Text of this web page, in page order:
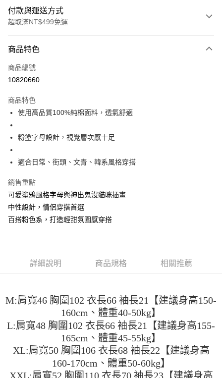
付款與運送方式
超取滿NT$499免運
信用卡一次付款
超商取貨付款
Apple Pay
街口支付
Google Pay
全盈+PAY
【大哥付你分期使用說明】
成交易。
法說明評估內容。
【繳款方式說明】
1.分期款項不併入電信帳單，「大哥付你分期」於每月結算日後寄送繳費提
醒簡訊。
2.透過簡訊連結打開帳單後，可選擇「超商條碼／台灣大直營門市／銀行轉
帳／街口支付／iPASS MONEY」等通路繳費。
1.本服務係由「台灣大哥大股份有限公司」（以下簡稱本公司）所提供，讓
用戶於交易時，得透過本服務購買商品或服務，並由商店將買賣／分期付款
AFTEE先享後付是「在收到商品之後才付款」的支付方式。 讓您購物簡單
３．安心：先確認商品／服務後，再付款。
【「AFTEE先享後付」結帳流程】
１．於結帳方式選擇「AFTEE先享後付」後，將跳轉至「AFTEE先享後付」
結帳頁面，進行簡訊認證並確認金額後，即可完成結帳。
２．訂單成立數日內，您將收到繳費通知簡訊。
３．收到繳費通知簡訊後14天內，點擊此簡訊中的連結，可透過四大超商／
ATM／網路銀行／等多元方式進行付款，方視為交易完成。
※ 請注意：結帳手續完成當下不需立刻繳費，但若您需要取消訂單，請聯絡
ATM付款
全家取貨付款
每筆NT$45
商品特色
商品編號
10820660
商品特色
使用高品質100%純棉面料，透氣舒適
粉塗字母設計，視覺層次感十足
適合日常、街頭、文青、韓系風格穿搭
銷售重點
可愛塗鴉風格字母與神出鬼沒貓咪插畫
中性設計，情侶穿搭首選
百搭粉色系，打造輕甜氛圍感穿搭
詳細說明 商品規格 相關推薦
M:肩寬46 胸圍102 衣長66 袖長21【建議身高150-
160cm、體重40-50kg】
L:肩寬48 胸圍102 衣長66 袖長21【建議身高155-
165cm、體重45-55kg】
XL:肩寬50 胸圍106 衣長68 袖長22【建議身高
160-170cm、體重50-60kg】
XXL:肩寬52 胸圍110 衣長70 袖長23【建議身高